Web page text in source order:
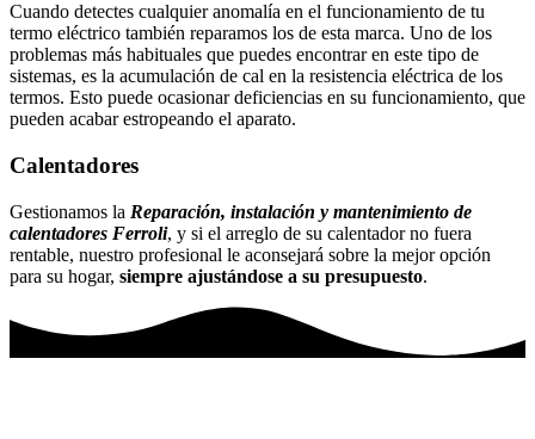
Cuando detectes cualquier anomalía en el funcionamiento de tu
termo eléctrico también reparamos los de esta marca. Uno de los
problemas más habituales que puedes encontrar en este tipo de
sistemas, es la acumulación de cal en la resistencia eléctrica de los
termos. Esto puede ocasionar deficiencias en su funcionamiento, que
pueden acabar estropeando el aparato.
Calentadores
Gestionamos la Reparación, instalación y mantenimiento de
calentadores Ferroli, y si el arreglo de su calentador no fuera
rentable, nuestro profesional le aconsejará sobre la mejor opción
para su hogar, siempre ajustándose a su presupuesto.